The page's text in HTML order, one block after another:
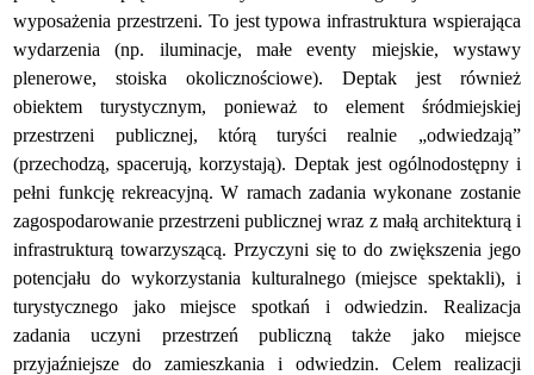
wyposażenia przestrzeni. To jest typowa infrastruktura wspierająca
wydarzenia (np. iluminacje, małe eventy miejskie, wystawy
plenerowe, stoiska okolicznościowe). Deptak jest również
obiektem turystycznym, ponieważ to element śródmiejskiej
przestrzeni publicznej, którą turyści realnie „odwiedzają”
(przechodzą, spacerują, korzystają). Deptak jest ogólnodostępny i
pełni funkcję rekreacyjną. W ramach zadania wykonane zostanie
zagospodarowanie przestrzeni publicznej wraz z małą architekturą i
infrastrukturą towarzyszącą. Przyczyni się to do zwiększenia jego
potencjału do wykorzystania kulturalnego (miejsce spektakli), i
turystycznego jako miejsce spotkań i odwiedzin. Realizacja
zadania uczyni przestrzeń publiczną także jako miejsce
przyjaźniejsze do zamieszkania i odwiedzin. Celem realizacji